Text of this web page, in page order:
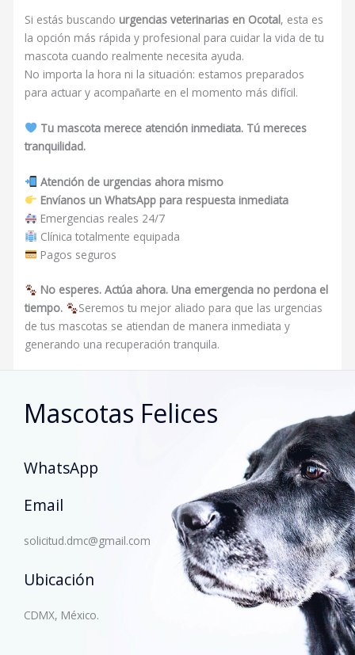
Si estás buscando urgencias veterinarias en Ocotal, esta es
la opción más rápida y profesional para cuidar la vida de tu
mascota cuando realmente necesita ayuda.
No importa la hora ni la situación: estamos preparados
para actuar y acompañarte en el momento más difícil.
Tu mascota merece atención inmediata. Tú mereces
tranquilidad.
Atención de urgencias ahora mismo
Envíanos un WhatsApp para respuesta inmediata
Emergencias reales 24/7
Clínica totalmente equipada
Pagos seguros
No esperes. Actúa ahora. Una emergencia no perdona el
tiempo.
Seremos tu mejor aliado para que las urgencias
de tus mascotas se atiendan de manera inmediata y
generando una recuperación tranquila.
Mascotas Felices
WhatsApp
Email
solicitud.dmc@gmail.com
Ubicación
CDMX, México.